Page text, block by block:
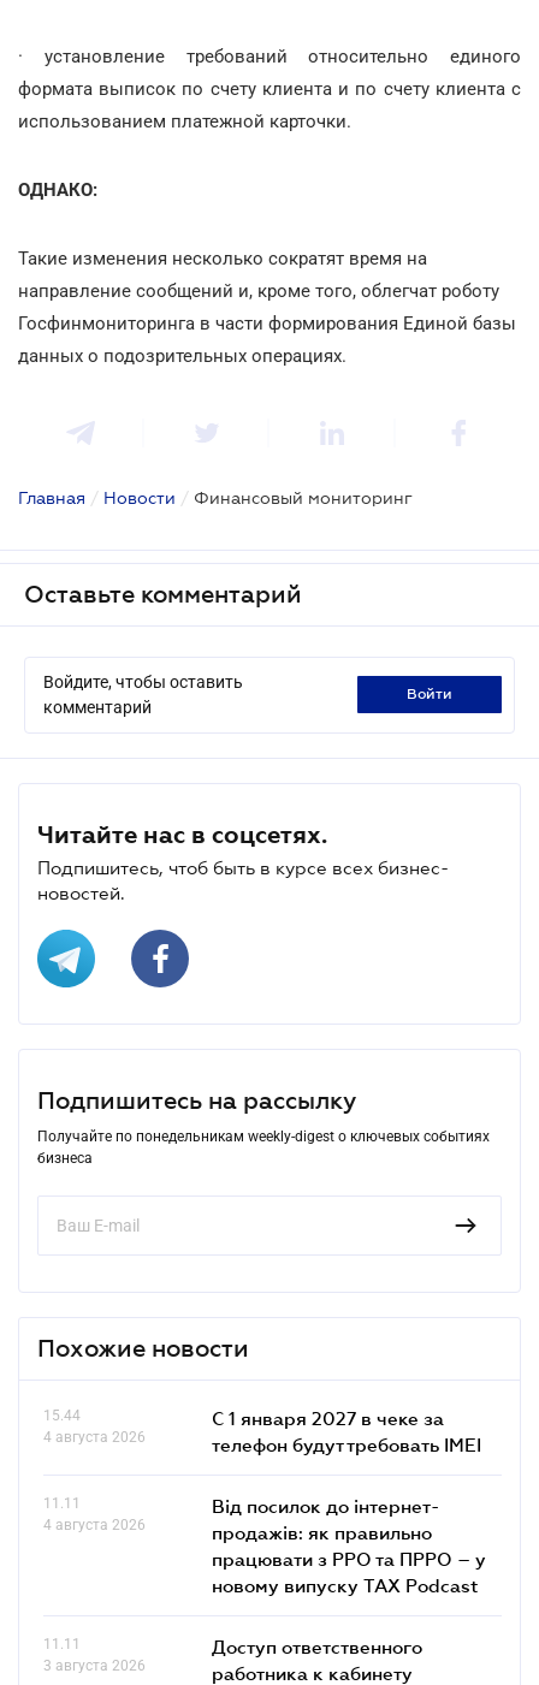
· установление требований относительно единого
формата выписок по счету клиента и по счету клиента с
использованием платежной карточки.
ОДНАКО:
Такие изменения несколько сократят время на
направление сообщений и, кроме того, облегчат роботу
Госфинмониторинга в части формирования Единой базы
данных о подозрительных операциях.
Главная / Новости / Финансовый мониторинг
Оставьте комментарий
Войдите, чтобы оставить
комментарий
войти
Читайте нас в соцсетях.
Подпишитесь, чтоб быть в курсе всех бизнес-
новостей.
Подпишитесь на рассылку
Получайте по понедельникам weekly-digest о ключевых событиях
бизнеса
Похожие новости
15.44
4 августа 2026
С 1 января 2027 в чеке за
телефон будут требовать IMEI
11.11
4 августа 2026
Від посилок до інтернет-
продажів: як правильно
працювати з РРО та ПРРО – у
новому випуску TAX Podcast
11.11
3 августа 2026
Доступ ответственного
работника к кабинету